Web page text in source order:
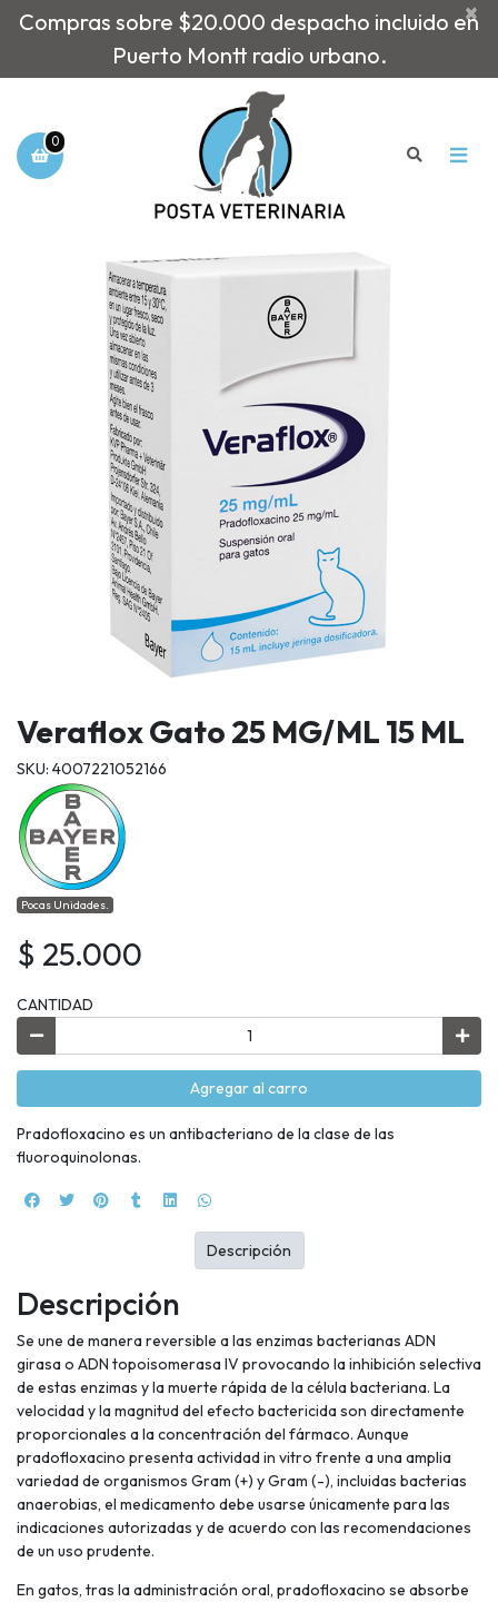
Compras sobre $20.000 despacho incluido en
Puerto Montt radio urbano.
×
0
Veraflox Gato 25 MG/ML 15 ML
SKU: 4007221052166
Pocas Unidades.
$ 25.000
CANTIDAD
Agregar al carro
Pradofloxacino es un antibacteriano de la clase de las
fluoroquinolonas.
Descripción
Se une de manera reversible a las enzimas bacterianas ADN
girasa o ADN topoisomerasa IV provocando la inhibición selectiva
de estas enzimas y la muerte rápida de la célula bacteriana. La
velocidad y la magnitud del efecto bactericida son directamente
proporcionales a la concentración del fármaco. Aunque
pradofloxacino presenta actividad in vitro frente a una amplia
variedad de organismos Gram (+) y Gram (-), incluidas bacterias
anaerobias, el medicamento debe usarse únicamente para las
indicaciones autorizadas y de acuerdo con las recomendaciones
de un uso prudente.
En gatos, tras la administración oral, pradofloxacino se absorbe
Descripción